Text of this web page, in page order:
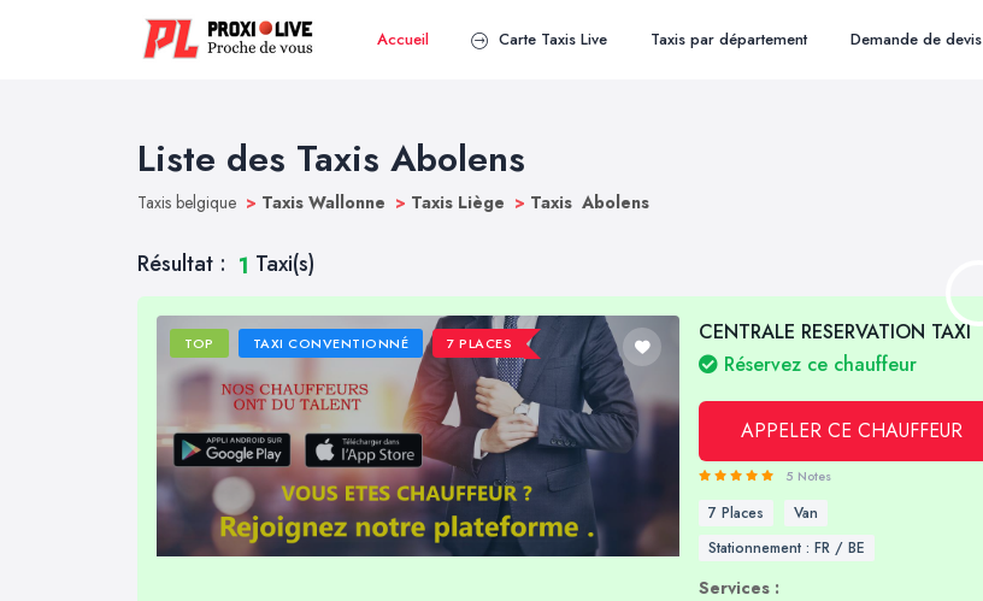
Accueil Carte Taxis Live Taxis par département Demande de devis
Liste des Taxis Abolens
Taxis belgique > Taxis Wallonne > Taxis Liège > Taxis Abolens
Résultat : 1 Taxi(s)
TOP TAXI CONVENTIONNÉ 7 PLACES
CENTRALE RESERVATION TAXI
Réservez ce chauffeur
APPELER CE CHAUFFEUR
5 Notes
7 Places
Van
Stationnement : FR / BE
Services :